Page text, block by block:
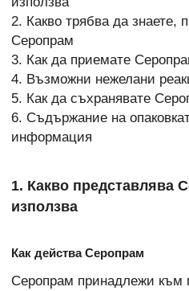
2. Какво трябва да знаете,
Серопрам
3. Как да приемате
4. Възможни нежелани
5. Как да съхранявате
6. Съдържание на
информация
1. Какво представлява
използва
Как действа Серопрам
Серопрам принадлежи към